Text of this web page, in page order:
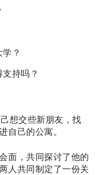
？
持吗？
想交些新朋友，找
自己的公寓。
面，共同探讨了他的
人共同制定了一份关